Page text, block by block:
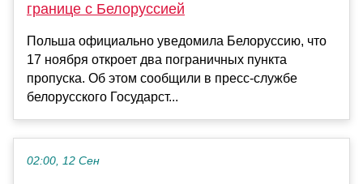
границе с Белоруссией
Польша официально уведомила Белоруссию, что
17 ноября откроет два пограничных пункта
пропуска. Об этом сообщили в пресс-службе
белорусского Государст...
02:00, 12 Сен